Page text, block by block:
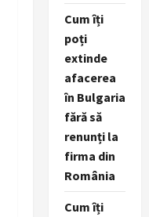
Cum îți
poți
extinde
afacerea
în Bulgaria
fără să
renunți la
firma din
România
Cum îți